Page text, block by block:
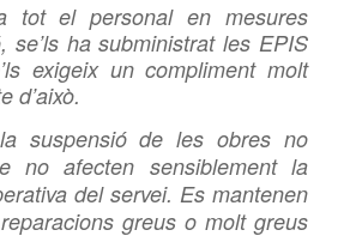
tot el personal en mesures
se’ls ha subministrat lesEPIS
exigeix un compliment molt
d’això.
suspensió de les obres no
no afecten sensiblement la
del servei. Es mantenen
greus o molt greus